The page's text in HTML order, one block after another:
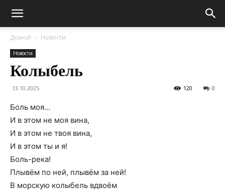
Домой Новости
Новости
Колыбель
13.10.2025 0
120
Боль моя…
И в этом не моя вина,
И в этом не твоя вина,
И в этом ты и я!
Боль-река!
Плывём по ней, плывём за ней!
В морскую колыбель вдвоём